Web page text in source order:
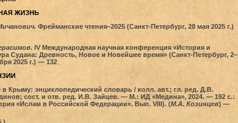
ЖИЗНЬ
Фрейманские чтения–2025 (Санкт-Петербург, 28 мая 2025 г.)
IV Международная научная конференция «История и
Судана: Древность, Новое и Новейшее время» (Санкт-Петербург, 2–
2025 г.) — 132
в Крыму: энциклопедический словарь / колл. авт.; гл. ред. Д.В.
сост. и отв. ред. И.В. Зайцев. — М.: ИД «Медина», 2024. — 192 с.:
«Ислам в Российской Федерации». Вып. VIII). (М.А. Козинцев) —